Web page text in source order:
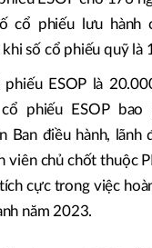
cổ phiếu lưu hành
số cổ phiếu quỹ là
phiếu ESOP là
phiếu ESOP bao
Ban điều hành, lãnh
viên chủ chốt thuộc
cực trong việc
năm 2023.